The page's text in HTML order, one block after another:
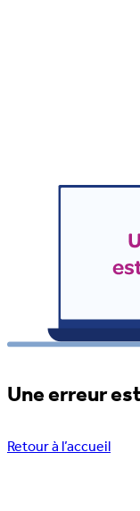
Une erreur
Retour à l’accueil